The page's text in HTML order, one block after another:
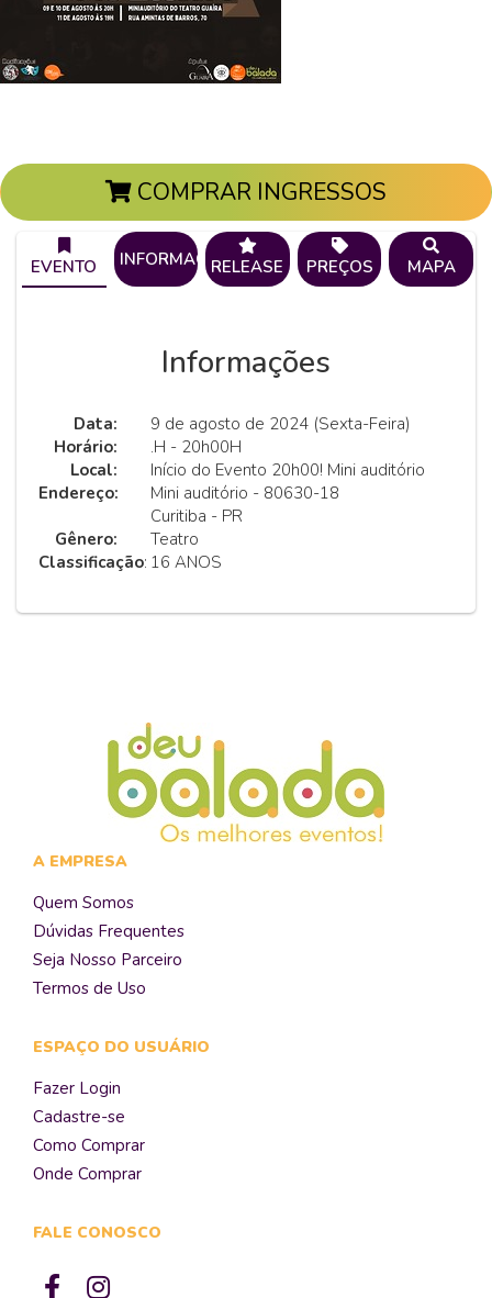
COMPRAR INGRESSOS
EVENTO INFORMAÇÕESRELEASE PREÇOS MAPA
Informações
Data:
9 de agosto de 2024 (Sexta-Feira)
Horário:
.H - 20h00H
Local:
Início do Evento 20h00! Mini auditório
Endereço:
Mini auditório - 80630-18
Curitiba - PR
Gênero:
Teatro
Classificação: 16 ANOS
A EMPRESA
Quem Somos
Dúvidas Frequentes
Seja Nosso Parceiro
Termos de Uso
ESPAÇO DO USUÁRIO
Fazer Login
Cadastre-se
Como Comprar
Onde Comprar
FALE CONOSCO